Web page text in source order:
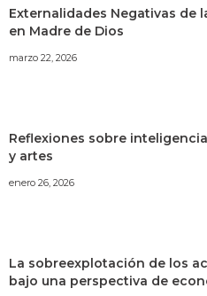
Externalidades Negativas de
en Madre de Dios
marzo 22, 2026
Reflexiones sobre
y artes
enero 26, 2026
La sobreexplotación de los
bajo una perspectiva de